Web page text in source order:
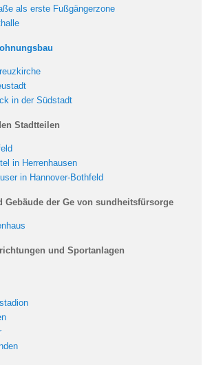
als erste Fußgängerzone
in der Südstadt
Stadtteilen
in Herrenhausen
in Hannover-Bothfeld
Gebäude der Ge von sundheitsfürsorge
und Sportanlagen